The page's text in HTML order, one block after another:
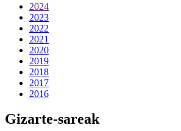
2024
2023
2022
2021
2020
2019
2018
2017
2016
Gizarte-sareak